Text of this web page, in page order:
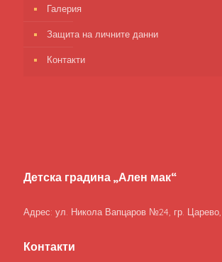
Галерия
Защита на личните данни
Контакти
Детска градина „Ален мак“
Адрес: ул. Никола Вапцаров №24, гр. Царево,
Контакти